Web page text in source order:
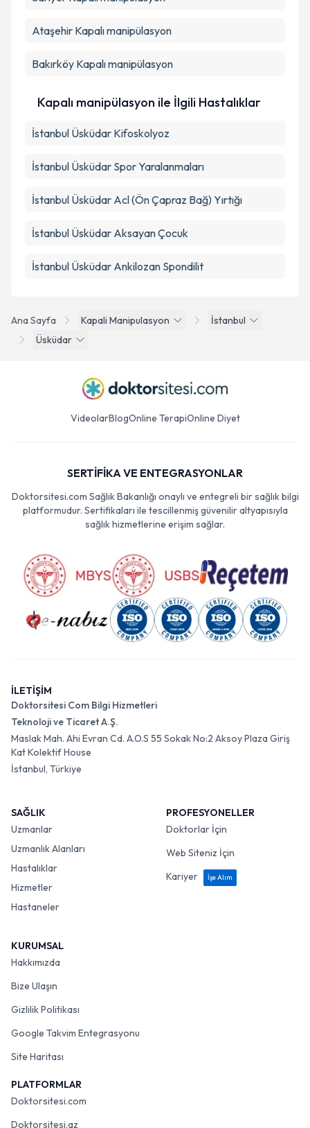
Ana Sayfa Kapali Manipulasyon
İstanbul
Üsküdar
Ataşehir Kapalı manipülasyon
Bakırköy Kapalı manipülasyon
Kapalı manipülasyon ile İlgili Hastalıklar
İstanbul Üsküdar Kifoskolyoz
İstanbul Üsküdar Spor Yaralanmaları
İstanbul Üsküdar Acl (Ön Çapraz Bağ) Yırtığı
İstanbul Üsküdar Aksayan Çocuk
İstanbul Üsküdar Ankilozan Spondilit
VideolarBlogOnline TerapiOnline Diyet
SERTİFİKA VE ENTEGRASYONLAR
Doktorsitesi.com Sağlık Bakanlığı onaylı ve entegreli bir sağlık bilgi
platformudur. Sertifikaları ile tescillenmiş güvenilir altyapısıyla
sağlık hizmetlerine erişim sağlar.
İLETİŞİM
Doktorsitesi Com Bilgi Hizmetleri
Teknoloji ve Ticaret A.Ş.
Maslak Mah. Ahi Evran Cd. A.O.S 55 Sokak No:2 Aksoy Plaza Giriş
Kat Kolektif House
İstanbul, Türkiye
SAĞLIK
Uzmanlar
Uzmanlık Alanları
Hastalıklar
Hizmetler
Hastaneler
PROFESYONELLER
Doktorlar İçin
Web Siteniz İçin
Kariyer
İşe Alım
KURUMSAL
Hakkımızda
Bize Ulaşın
Gizlilik Politikası
Google Takvim Entegrasyonu
Site Haritası
PLATFORMLAR
Doktorsitesi.com
Doktorsitesi.az